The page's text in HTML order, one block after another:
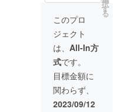
さい ※
原材料
及び添
加物等
の食品
表示は
お届け
商品の
ラベル
に表記
○体験時
間：
１〜２
時間
（説明
含む）※
参加さ
れる方
の人数
や年齢
と袋付
材料の
一部に
にアー
モンド
使用）
○体験日
時：
メール
さなス
ペース
です ［
そのほ
か ］ 作
家さま
の作品
と当店
の雰囲
気が
クおひ
とり１
杯付き
・撮影
いたし
ます
（過ご
してい
るよう
すを写
しま
す） ○
きま
す。
（最大7
時間ま
で） 1
杯ず
つ、心
を込め
て、丁
寧にお
作りし
ます。
択
す
る
このプロ
ジェクト
は、 All-In方
式です。
目標金額に
関わらず、
2023/09/12